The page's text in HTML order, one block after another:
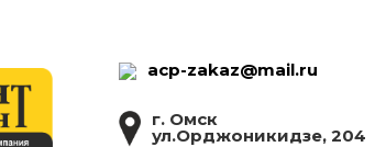
acp-zakaz@mail.ru
г. Омск
ул.Орджоникидзе, 204